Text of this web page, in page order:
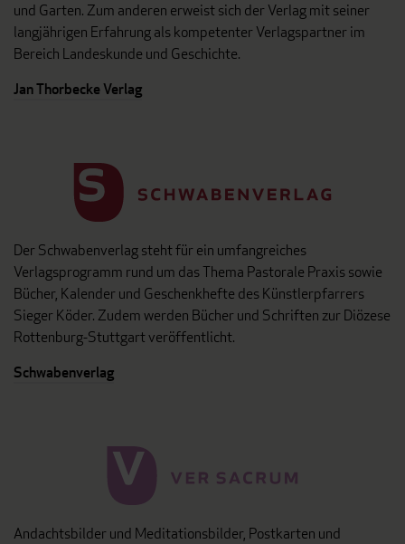
und Garten. Zum anderen erweist sich der Verlag mit seiner
langjährigen Erfahrung als kompetenter Verlagspartner im
Bereich Landeskunde und Geschichte.
Jan Thorbecke Verlag
Der Schwabenverlag steht für ein umfangreiches
Verlagsprogramm rund um das Thema Pastorale Praxis sowie
Bücher, Kalender und Geschenkhefte des Künstlerpfarrers
Sieger Köder. Zudem werden Bücher und Schriften zur Diözese
Rottenburg-Stuttgart veröffentlicht.
Schwabenverlag
Andachtsbilder und Meditationsbilder, Postkarten und